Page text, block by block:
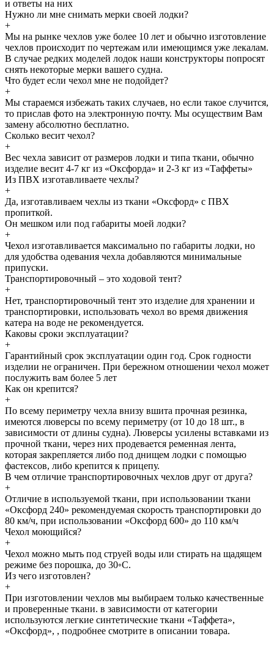
и ответы на них
Нужно ли мне снимать мерки своей лодки?
+
Мы на рынке чехлов уже более 10 лет и обычно изготовление
чехлов происходит по чертежам или имеющимся уже лекалам.
В случае редких моделей лодок наши конструкторы попросят
снять некоторые мерки вашего судна.
Что будет если чехол мне не подойдет?
+
Мы стараемся избежать таких случаев, но если такое случится,
то прислав фото на электронную почту. Мы осуществим Вам
замену абсолютно бесплатно.
Сколько весит чехол?
+
Вес чехла зависит от размеров лодки и типа ткани, обычно
изделие весит 4-7 кг из «Оксфорда» и 2-3 кг из «Таффеты»
Из ПВХ изготавливаете чехлы?
+
Да, изготавливаем чехлы из ткани «Оксфорд» с ПВХ
пропиткой.
Он мешком или под габариты моей лодки?
+
Чехол изготавливается максимально по габариты лодки, но
для удобства одевания чехла добавляются минимальные
припуски.
Транспортировочный – это ходовой тент?
+
Нет, транспортировочный тент это изделие для хранении и
транспортировки, использовать чехол во время движения
катера на воде не рекомендуется.
Каковы сроки эксплуатации?
+
Гарантийный срок эксплуатации один год. Срок годности
изделии не ограничен. При бережном отношении чехол может
послужить вам более 5 лет
Как он крепится?
+
По всему периметру чехла внизу вшита прочная резинка,
имеются люверсы по всему периметру (от 10 до 18 шт., в
зависимости от длины судна). Люверсы усилены вставками из
прочной ткани, через них продевается ременная лента,
которая закрепляется либо под днищем лодки с помощью
фастексов, либо крепится к прицепу.
В чем отличие транспортировочных чехлов друг от друга?
+
Отличие в используемой ткани, при использовании ткани
«Оксфорд 240» рекомендуемая скорость транспортировки до
80 км/ч, при использовании «Оксфорд 600» до 110 км/ч
Чехол моющийся?
+
Чехол можно мыть под струей воды или стирать на щадящем
режиме без порошка, до 30◦С.
Из чего изготовлен?
+
При изготовлении чехлов мы выбираем только качественные
и проверенные ткани. в зависимости от категории
используются легкие синтетические ткани «Таффета»,
«Оксфорд», , подробнее смотрите в описании товара.